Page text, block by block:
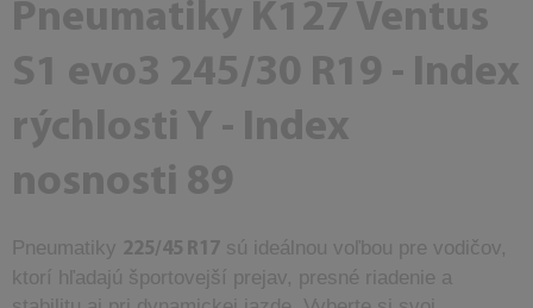
Pneumatiky K127 Ventus
S1 evo3 245/30 R19 - Index
rýchlosti Y - Index
nosnosti 89
Pneumatiky 225/45 R17 sú ideálnou voľbou pre vodičov,
ktorí hľadajú športovejší prejav, presné riadenie a